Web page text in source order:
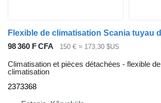
98 360 F CFA 150 € ≈ 173,30 $US
Climatisation et pièces détachées - flexible de
climatisation
2373368